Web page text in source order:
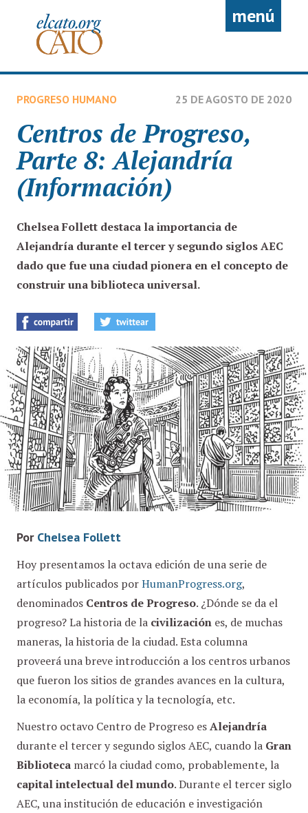
menú
PROGRESO HUMANO 25 DE AGOSTO DE 2020
Centros de Progreso,
Parte 8: Alejandría
(Información)
Chelsea Follett destaca la importancia de
Alejandría durante el tercer y segundo siglos AEC
dado que fue una ciudad pionera en el concepto de
construir una biblioteca universal.
Por Chelsea Follett
Hoy presentamos la octava edición de una serie de
artículos publicados porHumanProgress.org,
denominados Centros de Progreso. ¿Dónde se da el
progreso? La historia de la civilización es, de muchas
maneras, la historia de la ciudad. Esta columna
proveerá una breve introducción a los centros urbanos
que fueron los sitios de grandes avances en la cultura,
la economía, la política y la tecnología, etc.
Nuestro octavo Centro de Progreso esAlejandría
durante el tercer y segundo siglos AEC, cuando la Gran
Biblioteca marcó la ciudad como, probablemente, la
capital intelectual del mundo. Durante el tercer siglo
AEC, una institución de educación e investigación